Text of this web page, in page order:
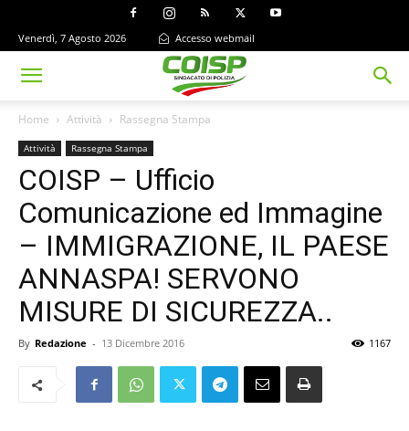
Venerdì, 7 Agosto 2026 Accesso webmail
Home Attività Rassegna Stampa
Attività Rassegna Stampa
COISP – Ufficio
Comunicazione ed Immagine
– IMMIGRAZIONE, IL PAESE
ANNASPA! SERVONO
MISURE DI SICUREZZA..
By Redazione - 13 Dicembre 2016 1167